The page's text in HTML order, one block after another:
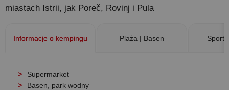
miastach Istrii, jak Poreč, Rovinj i Pula
Informacje o kempingu Plaża | Basen Sport
Supermarket
Basen, park wodny